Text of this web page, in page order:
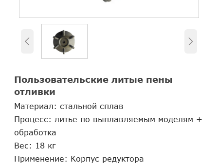
 
Пользовательские литые пены
отливки
Материал: стальной сплав
Процесс: литье по выплавляемым моделям +
обработка
Вес: 18 кг
Применение: Корпус редуктора